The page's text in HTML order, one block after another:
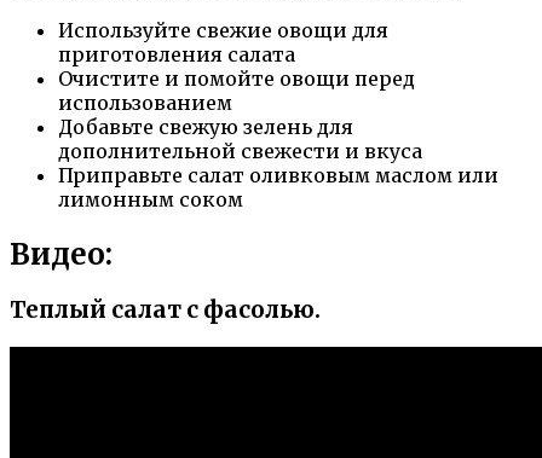
Используйте свежие овощи для
приготовления салата
Очистите и помойте овощи перед
использованием
Добавьте свежую зелень для
дополнительной свежести и вкуса
Приправьте салат оливковым маслом или
лимонным соком
Видео:
Теплый салат с фасолью.